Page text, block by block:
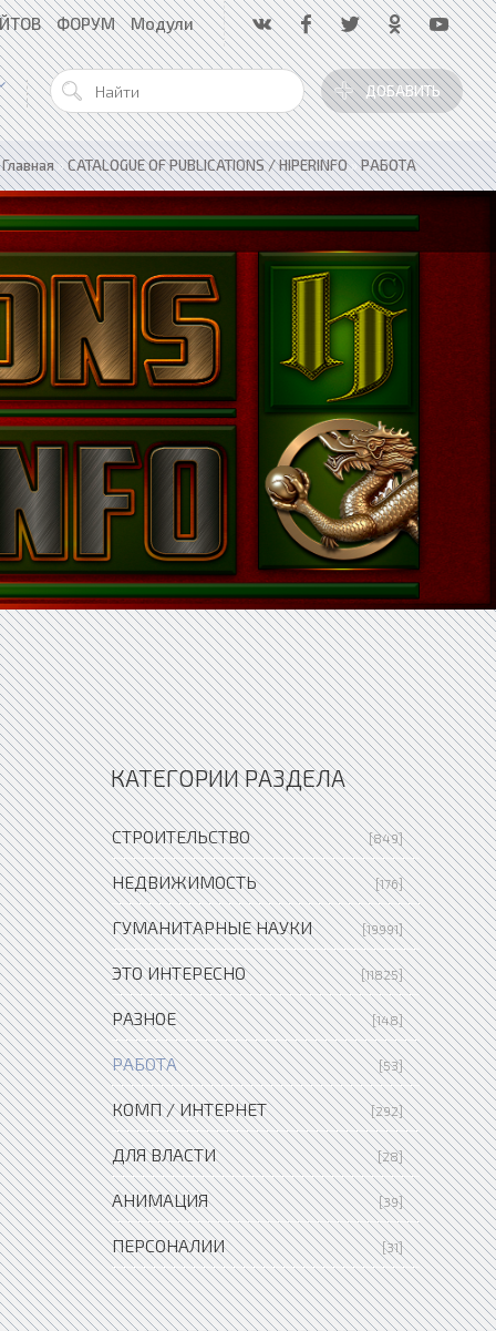
ФОРУМ Модули
ДОБАВИТЬ
Главная»CATALOGUE OF PUBLICATIONS / HIPERINFO»РАБОТА
КАТЕГОРИИ РАЗДЕЛА
СТРОИТЕЛЬСТВО [849]
НЕДВИЖИМОСТЬ [176]
ГУМАНИТАРНЫЕ НАУКИ [19991]
ЭТО ИНТЕРЕСНО [11825]
РАЗНОЕ [148]
РАБОТА [53]
КОМП / ИНТЕРНЕТ [292]
ДЛЯ ВЛАСТИ [28]
АНИМАЦИЯ [39]
ПЕРСОНАЛИИ [31]